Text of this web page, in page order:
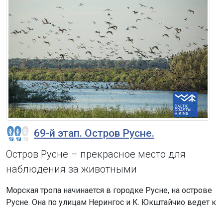
69-й этап. Остров Русне.
Остров Русне – прекрасное место для
наблюдения за животными
Морская тропа начинается в городке Русне, на острове
Русне. Она по улицам Нерингос и К. Юкштайчио ведет к